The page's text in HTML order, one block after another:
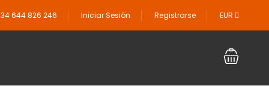
644 826 246 Iniciar Sesión Registrarse EUR